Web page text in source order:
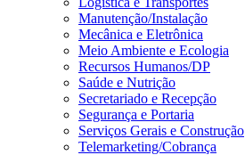
Manutenção/Instalação
Mecânica e Eletrônica
Meio Ambiente e Ecologia
Recursos Humanos/DP
Saúde e Nutrição
Secretariado e Recepção
Segurança e Portaria
Serviços Gerais e Construção
Telemarketing/Cobrança